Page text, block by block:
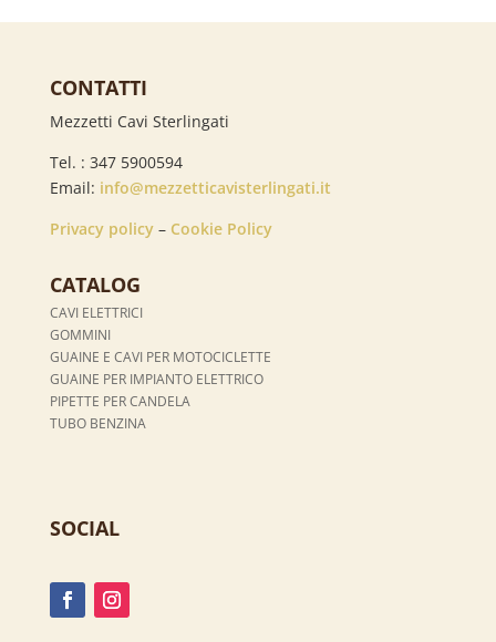
CONTATTI
Mezzetti Cavi Sterlingati
Tel. : 347 5900594
Email: info@mezzetticavisterlingati.it
Privacy policy– Cookie Policy
CATALOG
CAVI ELETTRICI
GOMMINI
GUAINE E CAVI PER MOTOCICLETTE
GUAINE PER IMPIANTO ELETTRICO
PIPETTE PER CANDELA
TUBO BENZINA
SOCIAL